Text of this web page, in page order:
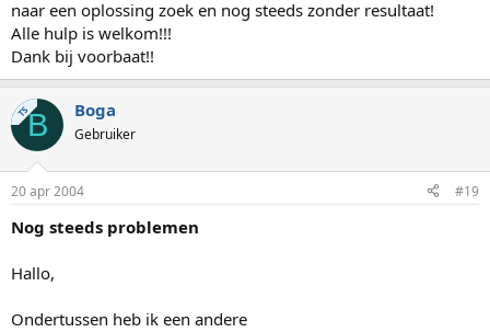
naar een oplossing zoek en nog steeds zonder resultaat!
Alle hulp is welkom!!!
Dank bij voorbaat!!
TSB Boga
Gebruiker
20 apr 2004 #19
Nog steeds problemen
Hallo,
Ondertussen heb ik een andere